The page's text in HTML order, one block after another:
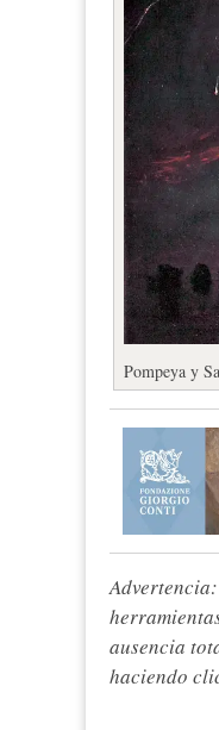
Pompeya y
ausencia
haciendo